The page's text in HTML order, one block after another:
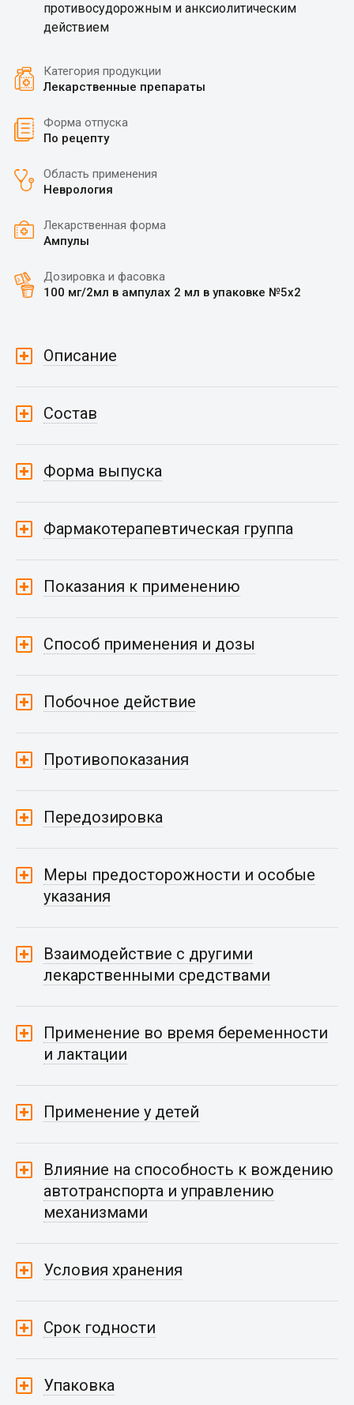
противосудорожным и анксиолитическим
действием
Категория продукции
Лекарственные препараты
Форма отпуска
По рецепту
Область применения
Неврология
Лекарственная форма
Ампулы
Дозировка и фасовка
100 мг/2мл в ампулах 2 мл в упаковке №5х2
Описание
Состав
Форма выпуска
Фармакотерапевтическая группа
Показания к применению
Способ применения и дозы
Побочное действие
Противопоказания
Передозировка
Меры предосторожности и особые
указания
Взаимодействие с другими
лекарственными средствами
Применение во время беременности
и лактации
Применение у детей
Влияние на способность к вождению
автотранспорта и управлению
механизмами
Условия хранения
Срок годности
Упаковка